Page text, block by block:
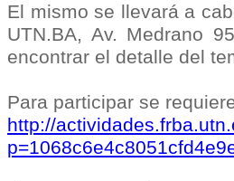
El mismo se llevará a
UTN.BA, Av. Medrano
encontrar el detalle del
Para participar se
http://